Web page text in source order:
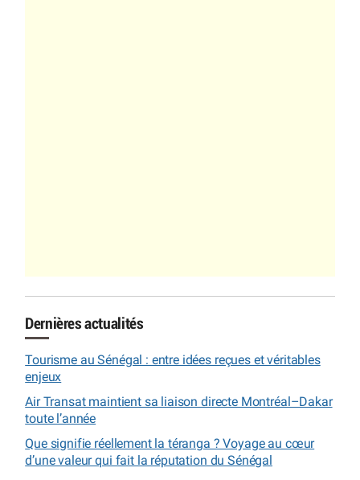
Dernières actualités
Tourisme au Sénégal : entre idées reçues et véritables
enjeux
Air Transat maintient sa liaison directe Montréal–Dakar
toute l’année
Que signifie réellement la téranga ? Voyage au cœur
d’une valeur qui fait la réputation du Sénégal